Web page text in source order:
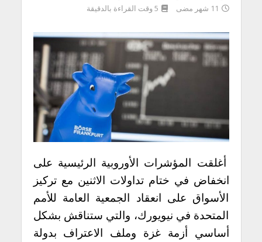
11 شهر مضى 5 وقت القراءة بالدقيقة
أغلقت المؤشرات الأوروبية الرئيسية على
انخفاض في ختام تداولات الاثنين مع تركيز
الأسواق على انعقاد الجمعية العامة للأمم
المتحدة في نيويورك، والتي ستناقش بشكل
أساسي أزمة غزة وملف الاعتراف بدولة